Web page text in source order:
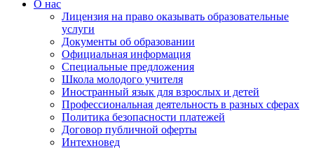
О нас
Лицензия на право оказывать образовательные
услуги
Документы об образовании
Официальная информация
Специальные предложения
Школа молодого учителя
Иностранный язык для взрослых и детей
Профессиональная деятельность в разных сферах
Политика безопасности платежей
Договор публичной оферты
Интехновед